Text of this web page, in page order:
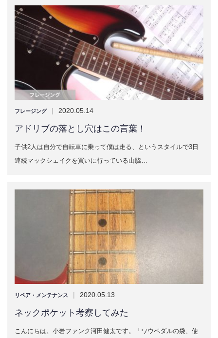
フレージング | 2020.05.14
アドリブの落とし穴はこの言葉！
子供2人は自分で自転車に乗って僕は走る、というスタイルで3日
連続マックシェイクを買いに行っている山脇…
リペア・メンテナンス | 2020.05.13
ネックポケット考察してみた
こんにちは。小岩ファンク河田健太です。「ワウペダルの袋、使